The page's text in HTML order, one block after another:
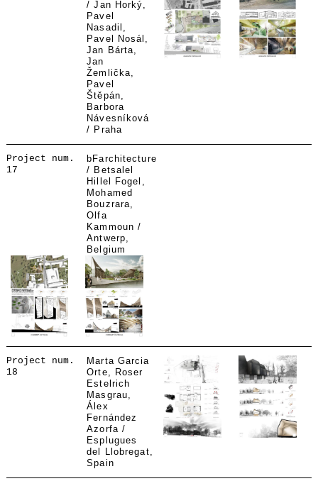
/ Jan Horký,
Pavel
Nasadil,
Pavel Nosál,
Jan Bárta,
Jan
Žemlička,
Pavel
Štěpán,
Barbora
Návesníková
/ Praha
Project num.
17
bFarchitecture
/ Betsalel
Hillel Fogel,
Mohamed
Bouzrara,
Olfa
Kammoun /
Antwerp,
Belgium
Project num.
18
Marta Garcia
Orte, Roser
Estelrich
Masgrau,
Álex
Fernández
Azorfa /
Esplugues
del Llobregat,
Spain